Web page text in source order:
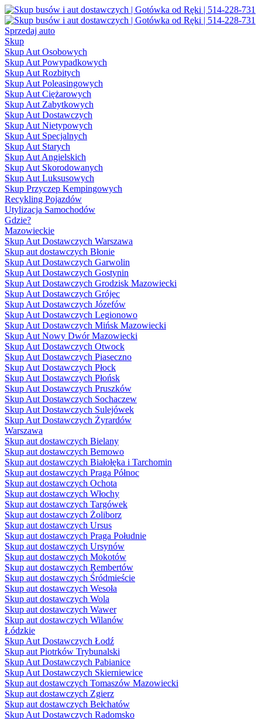
Sprzedaj auto
Skup
Skup Aut Osobowych
Skup Aut Powypadkowych
Skup Aut Rozbitych
Skup Aut Poleasingowych
Skup Aut Ciężarowych
Skup Aut Zabytkowych
Skup Aut Dostawczych
Skup Aut Nietypowych
Skup Aut Specjalnych
Skup Aut Starych
Skup Aut Angielskich
Skup Aut Skorodowanych
Skup Aut Luksusowych
Skup Przyczep Kempingowych
Recykling Pojazdów
Utylizacja Samochodów
Gdzie?
Mazowieckie
Skup Aut Dostawczych Warszawa
Skup aut dostawczych Błonie
Skup Aut Dostawczych Garwolin
Skup Aut Dostawczych Gostynin
Skup Aut Dostawczych Grodzisk Mazowiecki
Skup Aut Dostawczych Grójec
Skup Aut Dostawczych Józefów
Skup Aut Dostawczych Legionowo
Skup Aut Dostawczych Mińsk Mazowiecki
Skup Aut Nowy Dwór Mazowiecki
Skup Aut Dostawczych Otwock
Skup Aut Dostawczych Piaseczno
Skup Aut Dostawczych Płock
Skup Aut Dostawczych Płońsk
Skup Aut Dostawczych Pruszków
Skup Aut Dostawczych Sochaczew
Skup Aut Dostawczych Sulejówek
Skup Aut Dostawczych Żyrardów
Warszawa
Skup aut dostawczych Bielany
Skup aut dostawczych Bemowo
Skup aut dostawczych Białołęka i Tarchomin
Skup aut dostawczych Praga Północ
Skup aut dostawczych Ochota
Skup aut dostawczych Włochy
Skup aut dostawczych Targówek
Skup aut dostawczych Żoliborz
Skup aut dostawczych Ursus
Skup aut dostawczych Praga Południe
Skup aut dostawczych Ursynów
Skup aut dostawczych Mokotów
Skup aut dostawczych Rembertów
Skup aut dostawczych Śródmieście
Skup aut dostawczych Wesoła
Skup aut dostawczych Wola
Skup aut dostawczych Wawer
Skup aut dostawczych Wilanów
Łódzkie
Skup Aut Dostawczych Łodź
Skup aut Piotrków Trybunalski
Skup Aut Dostawczych Pabianice
Skup Aut Dostawczych Skierniewice
Skup aut dostawczych Tomaszów Mazowiecki
Skup aut dostawczych Zgierz
Skup aut dostawczych Bełchatów
Skup Aut Dostawczych Radomsko